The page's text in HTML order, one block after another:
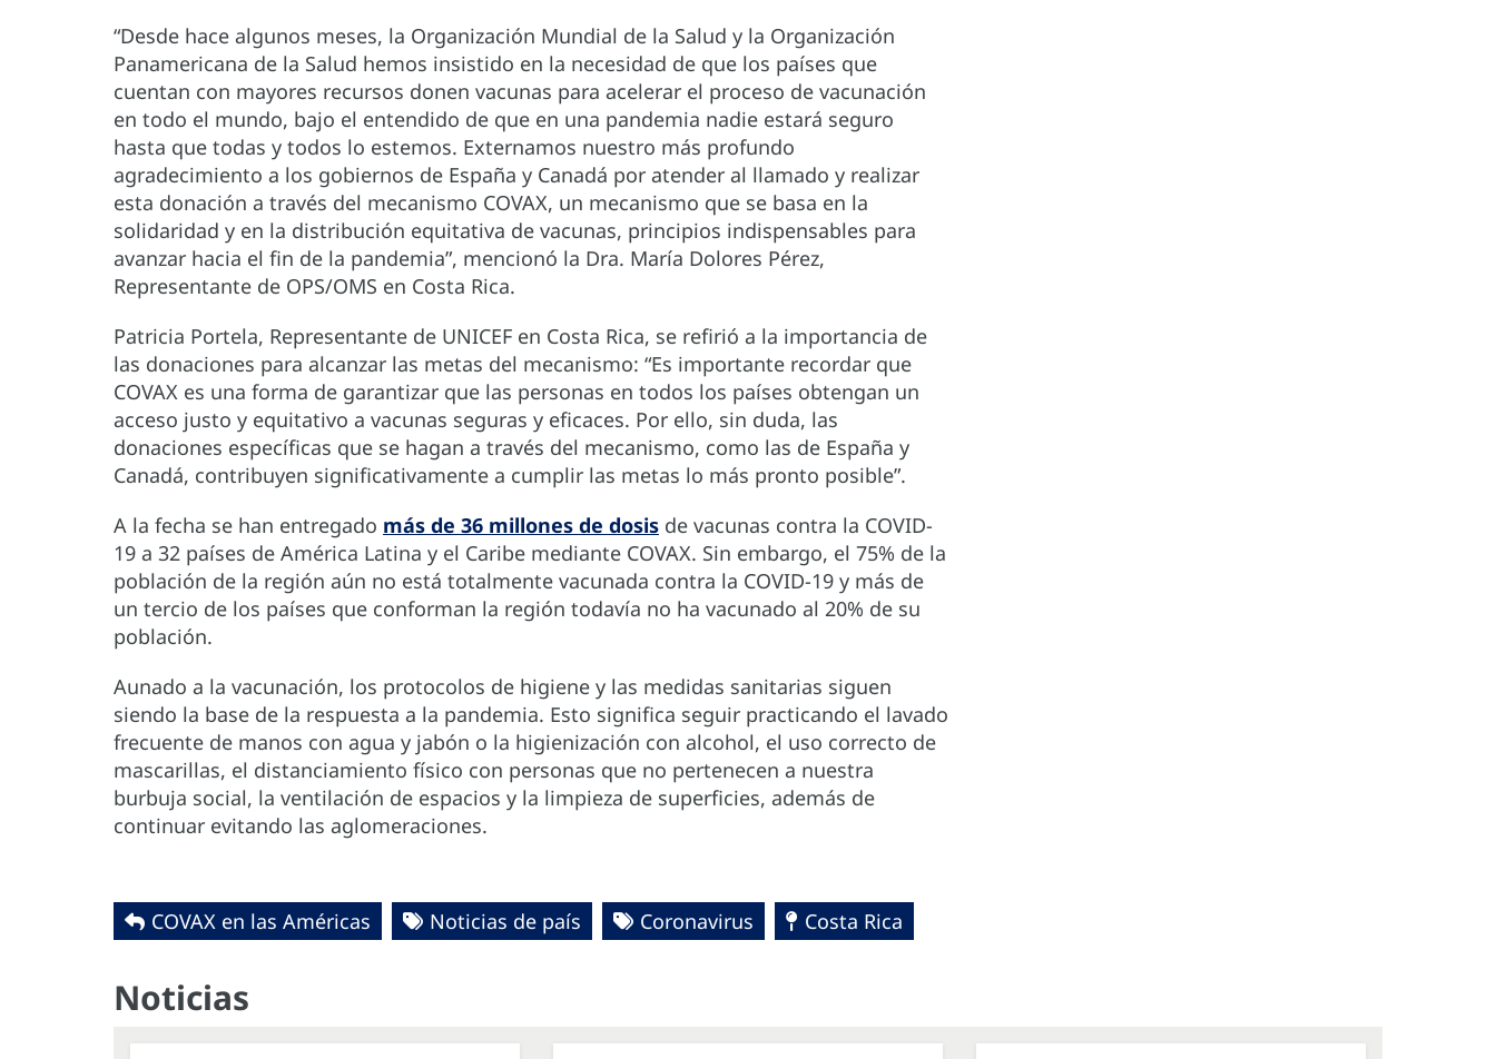
“Desde hace algunos meses, la Organización Mundial de la Salud y la Organización
Panamericana de la Salud hemos insistido en la necesidad de que los países que
cuentan con mayores recursos donen vacunas para acelerar el proceso de vacunación
en todo el mundo, bajo el entendido de que en una pandemia nadie estará seguro
hasta que todas y todos lo estemos. Externamos nuestro más profundo
agradecimiento a los gobiernos de España y Canadá por atender al llamado y realizar
esta donación a través del mecanismo COVAX, un mecanismo que se basa en la
solidaridad y en la distribución equitativa de vacunas, principios indispensables para
avanzar hacia el fin de la pandemia”, mencionó la Dra. María Dolores Pérez,
Representante de OPS/OMS en Costa Rica.
Patricia Portela, Representante de UNICEF en Costa Rica, se refirió a la importancia de
las donaciones para alcanzar las metas del mecanismo: “Es importante recordar que
COVAX es una forma de garantizar que las personas en todos los países obtengan un
acceso justo y equitativo a vacunas seguras y eficaces. Por ello, sin duda, las
donaciones específicas que se hagan a través del mecanismo, como las de España y
Canadá, contribuyen significativamente a cumplir las metas lo más pronto posible”.
A la fecha se han entregado más de 36 millones de dosis de vacunas contra la COVID-
19 a 32 países de América Latina y el Caribe mediante COVAX. Sin embargo, el 75% de la
población de la región aún no está totalmente vacunada contra la COVID-19 y más de
un tercio de los países que conforman la región todavía no ha vacunado al 20% de su
población.
Aunado a la vacunación, los protocolos de higiene y las medidas sanitarias siguen
siendo la base de la respuesta a la pandemia. Esto significa seguir practicando el lavado
frecuente de manos con agua y jabón o la higienización con alcohol, el uso correcto de
mascarillas, el distanciamiento físico con personas que no pertenecen a nuestra
burbuja social, la ventilación de espacios y la limpieza de superficies, además de
continuar evitando las aglomeraciones.
COVAX en las Américas Noticias de país Coronavirus Costa Rica
Noticias